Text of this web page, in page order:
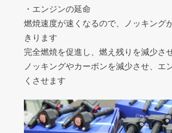
・エンジンの延命
燃焼速度が速くなるので、ノッキング
きります
完全燃焼を促進し、燃え残りを減少さ
ノッキングやカーボンを減少させ、エ
くさせます